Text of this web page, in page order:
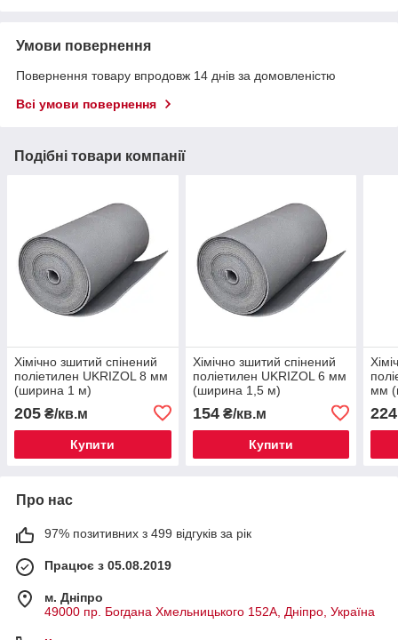
Умови повернення
Повернення товару впродовж 14 днів за домовленістю
Всі умови повернення
Подібні товари компанії
Хімічно зшитий спінений
поліетилен UKRIZOL 8 мм
(ширина 1 м)
205 ₴/кв.м
Купити
Хімічно зшитий спінений
поліетилен UKRIZOL 6 мм
(ширина 1,5 м)
154₴/кв.м
Купити
мм
224
Про нас
97% позитивних з 499 відгуків за рік
Працює з 05.08.2019
м. Дніпро
49000 пр. Богдана Хмельницького 152А, Дніпро, Україна